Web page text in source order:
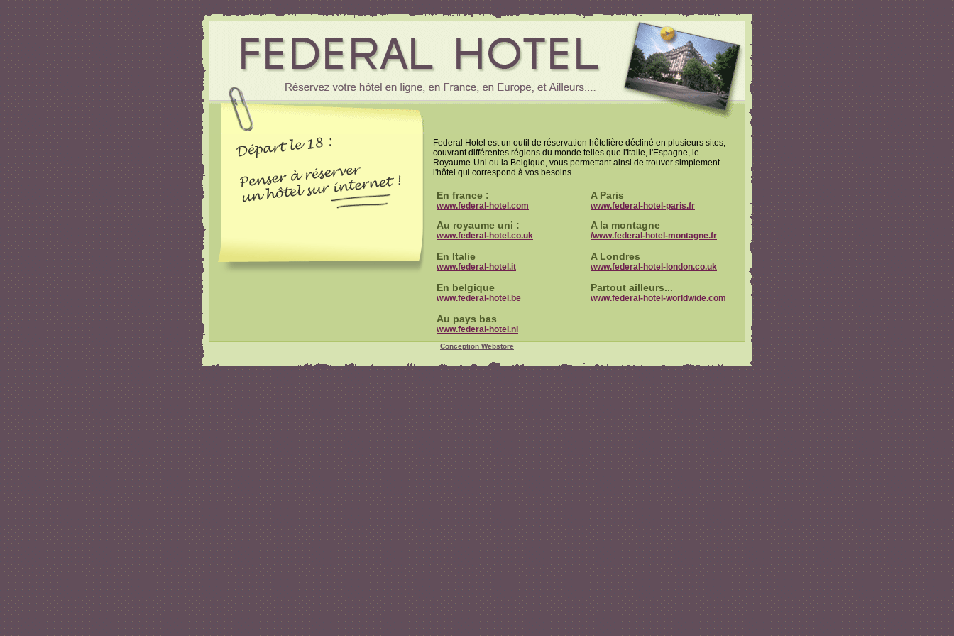
Federal Hotel est un outil de réservation hôtelière décliné en plusieurs sites,
couvrant différentes régions du monde telles que l'Italie, l'Espagne, le
Royaume-Uni ou la Belgique, vous permettant ainsi de trouver simplement
l'hôtel qui correspond à vos besoins.
En france :
www.federal-hotel.com
Au royaume uni :
www.federal-hotel.co.uk
En Italie
www.federal-hotel.it
En belgique
www.federal-hotel.be
Au pays bas
www.federal-hotel.nl
A Paris
www.federal-hotel-paris.fr
A la montagne
/www.federal-hotel-montagne.fr
A Londres
www.federal-hotel-london.co.uk
Partout ailleurs...
www.federal-hotel-worldwide.com
Conception Webstore